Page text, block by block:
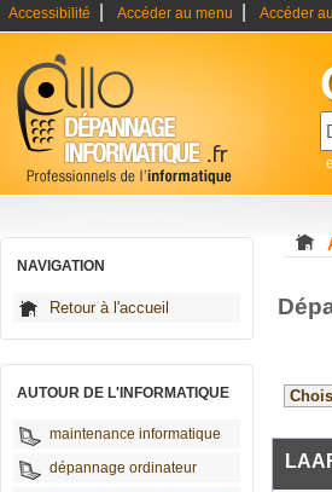
Accessibilité Accéder au menu Accéder
NAVIGATION
Retour à l'accueil
AUTOUR DE L'INFORMATIQUE
maintenance informatique
dépannage ordinateur